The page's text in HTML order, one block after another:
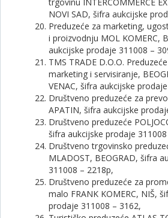
NOVI SAD, šifra aukcijske
Preduzeće za marketing,
i proizvodnju MOL KOMERC,
aukcijske prodaje 311008 –
TMS TRADE D.O.O.
marketing i servisiranje,
VENAC, šifra aukcijske
Društveno preduzeće za
APATIN, šifra aukcijske
Društveno preduzeće
šifra aukcijske prodaje
Društveno trgovinsko
MLADOST, BEOGRAD, šifra
311008 – 2218p,
Društveno preduzeće za
malo FRANK KOMERC, NIŠ,
prodaje 311008 – 3162,